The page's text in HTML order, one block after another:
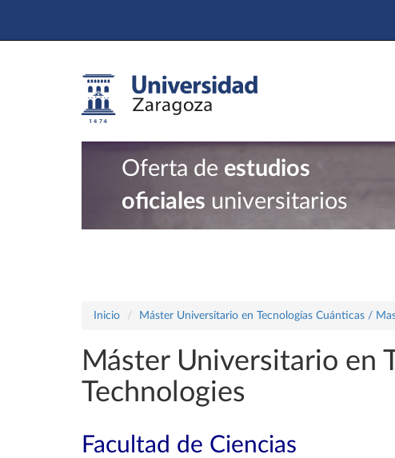
Oferta de estudios
oficiales universitarios
Inicio Máster Universitario en Tecnologías Cuánticas /
Máster Universitario en
Technologies
Facultad de Ciencias